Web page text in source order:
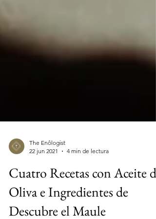
22 jun 2021
Cuatro Recetas con Aceite de
Oliva e Ingredientes de